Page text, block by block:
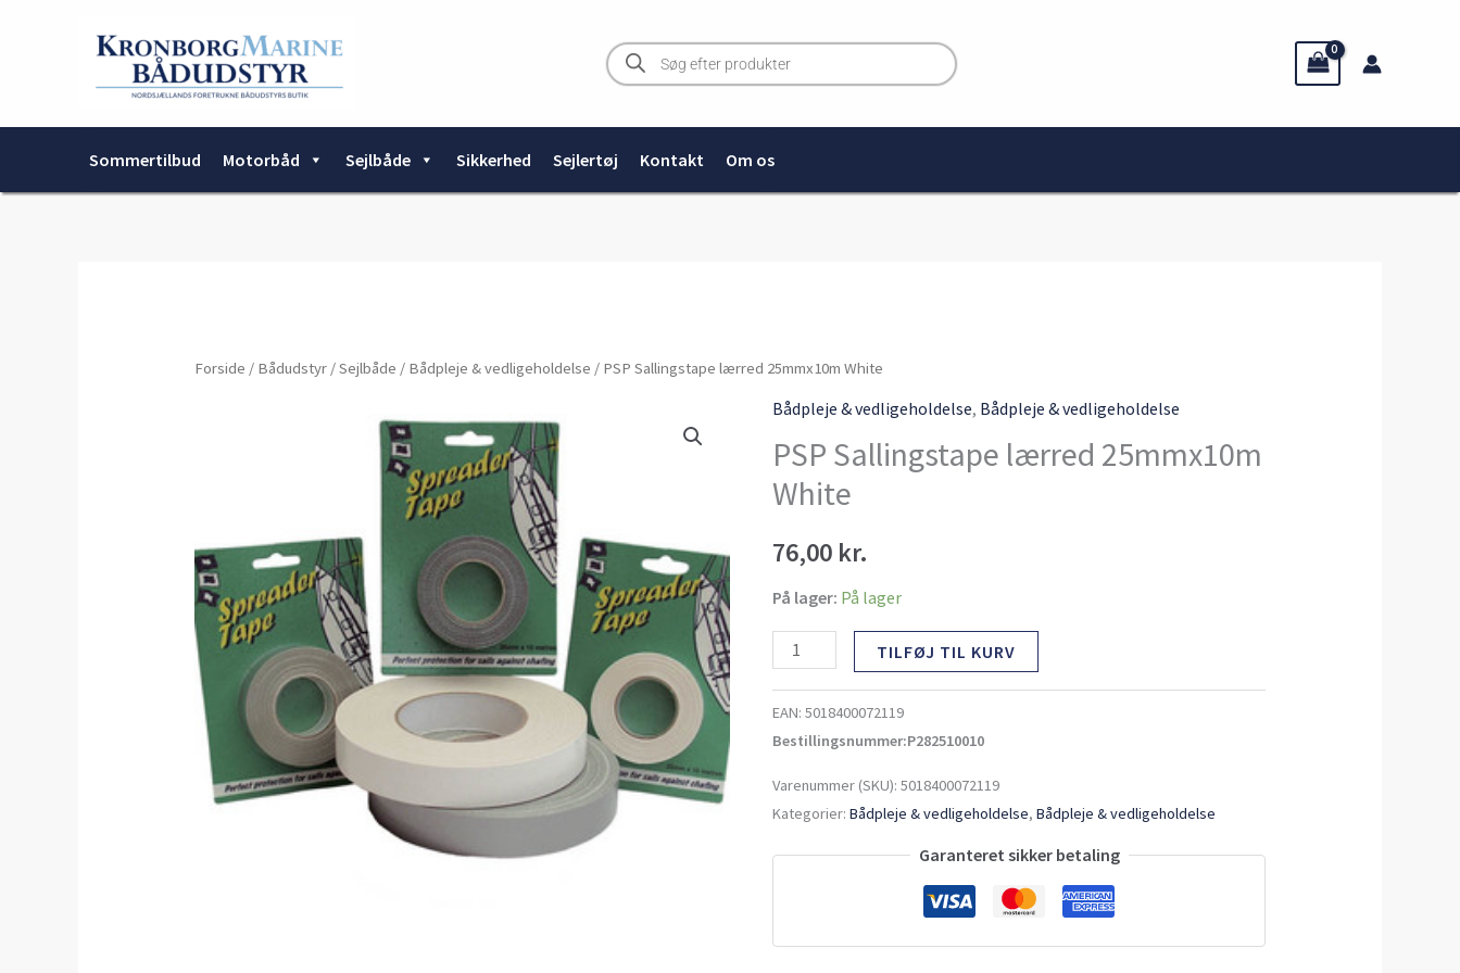
Products
search
Sommertilbud Motorbåd Sejlbåde Sikkerhed Sejlertøj Kontakt Om os
Forside / Bådudstyr/Sejlbåde / Bådpleje & vedligeholdelse / PSP Sallingstape lærred 25mmx10m White
Bådpleje & vedligeholdelse, Bådpleje & vedligeholdelse
PSP Sallingstape lærred 25mmx10m
White
76,00 kr.
På lager: På lager
PSP
Sallingstape
25mmx10m
White
TILFØJ TIL KURV
EAN:5018400072119
Bestillingsnummer:P282510010
Varenummer (SKU):5018400072119
Kategorier:Bådpleje & vedligeholdelse,Bådpleje & vedligeholdelse
Garanteret sikker betaling